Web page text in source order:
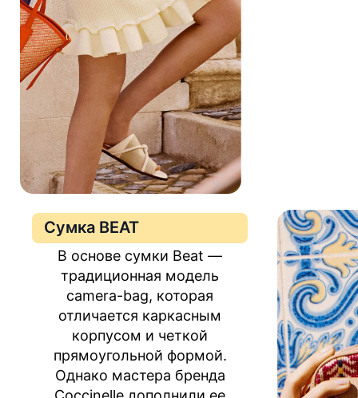
Сумка BEAT
В основе сумки Beat —
традиционная модель
camera-bag, которая
отличается каркасным
корпусом и четкой
прямоугольной формой.
Однако мастера бренда